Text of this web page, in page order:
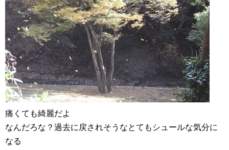
痛くても綺麗だよ
なんだろな？過去に戻されそうなとてもシュールな気分に
なる